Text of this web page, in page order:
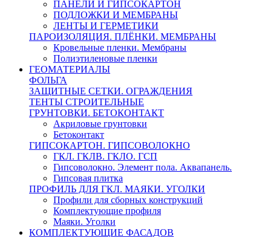
ПАНЕЛИ И ГИПСОКАРТОН
ПОДЛОЖКИ И МЕМБРАНЫ
ЛЕНТЫ И ГЕРМЕТИКИ
ПАРОИЗОЛЯЦИЯ. ПЛЁНКИ. МЕМБРАНЫ
Кровельные пленки. Мембраны
Полиэтиленовые пленки
ГЕОМАТЕРИАЛЫ
ФОЛЬГА
ЗАЩИТНЫЕ СЕТКИ. ОГРАЖДЕНИЯ
ТЕНТЫ СТРОИТЕЛЬНЫЕ
ГРУНТОВКИ. БЕТОКОНТАКТ
Акриловые грунтовки
Бетоконтакт
ГИПСОКАРТОН. ГИПСОВОЛОКНО
ГКЛ. ГКЛВ. ГКЛО. ГСП
Гипсоволокно. Элемент пола. Аквапанель.
Гипсовая плитка
ПРОФИЛЬ ДЛЯ ГКЛ. МАЯКИ. УГОЛКИ
Профили для сборных конструкций
Комплектующие профиля
Маяки. Уголки
КОМПЛЕКТУЮЩИЕ ФАСАДОВ